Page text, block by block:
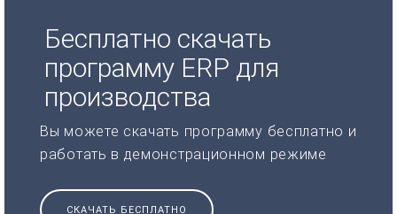
Бесплатно скачать
программу ERP для
производства
Вы можете скачать программу бесплатно и
работать в демонстрационном режиме
СКАЧАТЬ БЕСПЛАТНО